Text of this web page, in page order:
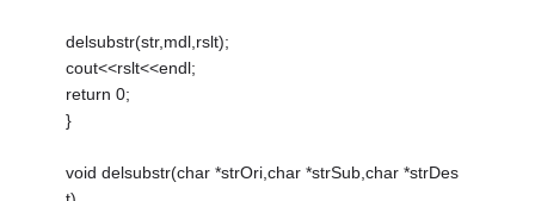
delsubstr(str,mdl,rslt);
cout<<rslt<<endl;
return 0;
}
void delsubstr(char *strOri,char *strSub,char *strDes